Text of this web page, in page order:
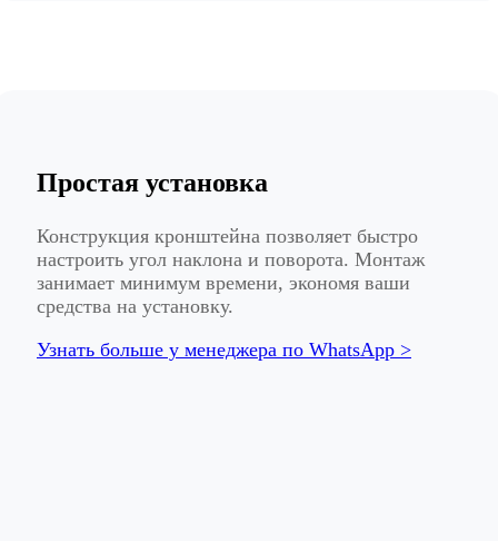
Простая установка
Конструкция кронштейна позволяет быстро
настроить угол наклона и поворота. Монтаж
занимает минимум времени, экономя ваши
средства на установку.
Узнать больше у менеджера по WhatsApp >